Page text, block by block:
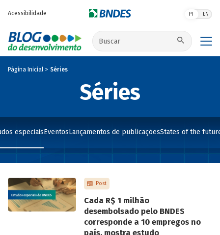
Acessibilidade PT EN
Buscar no site
Página Inicial Séries
Séries
especiaisEventosLançamentos de publicaçõesStates of the
Post
Cada R$ 1 milhão
desembolsado pelo BNDES
corresponde a 10 empregos no
país, mostra estudo